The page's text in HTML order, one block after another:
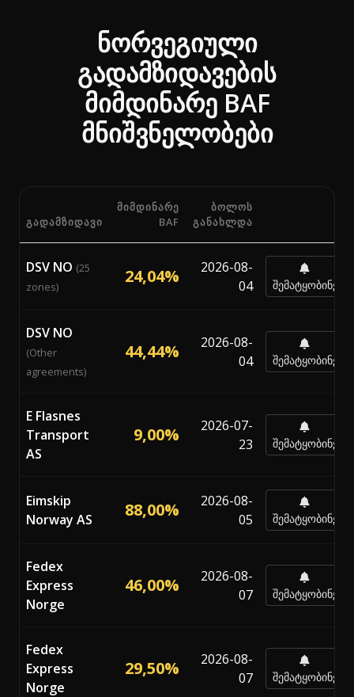
ნორვეგიული
გადამზიდავების
მიმდინარე BAF
მნიშვნელობები
მიმდინარე Bunker Adjustment Factor (BAF)
ᲒᲐᲓᲐᲛᲖᲘᲓᲐᲕᲘ
ᲛᲘᲛᲓᲘᲜᲐᲠᲔ
BAF
ᲑᲝᲚᲝᲡ
ᲒᲐᲜᲐᲮᲚᲓᲐ
DSV NO (25
zones)
24,04%
2026-08-
04
შემატყობინე
DSV NO
(Other
agreements)
44,44%
2026-08-
04
შემატყობინე
E Flasnes
Transport
AS
9,00%
2026-07-
23
შემატყობინე
Eimskip
Norway AS
88,00%
2026-08-
05
შემატყობინე
Fedex
Express
Norge
46,00%
2026-08-
07
შემატყობინე
Fedex
Express
Norge
29,50%
2026-08-
07
შემატყობინე